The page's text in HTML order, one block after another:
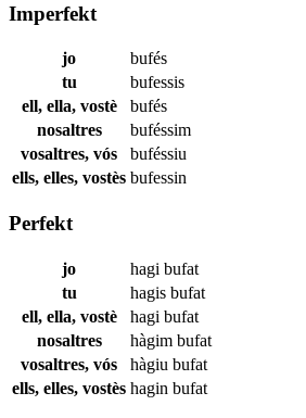
Imperfekt
jo
bufés
tu
bufessis
ell, ella, vostè
bufés
nosaltres
buféssim
vosaltres, vós
buféssiu
ells, elles, vostès bufessin
Perfekt
jo hagi bufat
tu
hagis bufat
ell, ella, vostè
hagi bufat
nosaltres
hàgim bufat
vosaltres, vós
hàgiu bufat
ells, elles, vostès hagin bufat